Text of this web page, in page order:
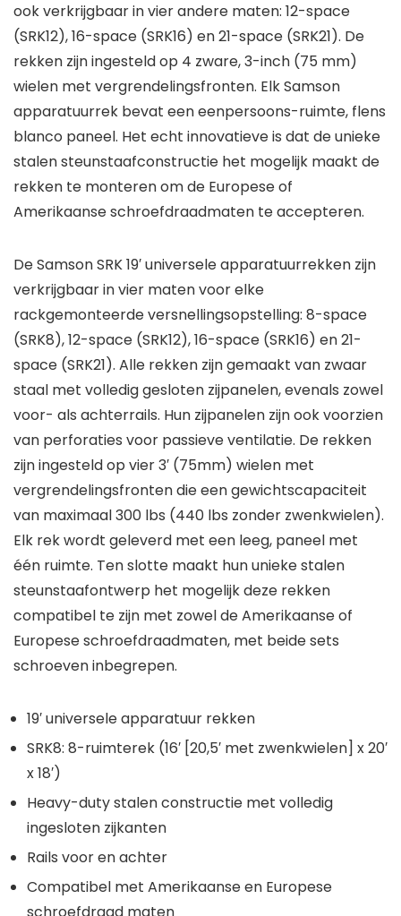
ook verkrijgbaar in vier andere maten: 12-space
(SRK12), 16-space (SRK16) en 21-space (SRK21). De
rekken zijn ingesteld op 4 zware, 3-inch (75 mm)
wielen met vergrendelingsfronten. Elk Samson
apparatuurrek bevat een eenpersoons-ruimte, flens
blanco paneel. Het echt innovatieve is dat de unieke
stalen steunstaafconstructie het mogelijk maakt de
rekken te monteren om de Europese of
Amerikaanse schroefdraadmaten te accepteren.
De Samson SRK 19′ universele apparatuurrekken zijn
verkrijgbaar in vier maten voor elke
rackgemonteerde versnellingsopstelling: 8-space
(SRK8), 12-space (SRK12), 16-space (SRK16) en 21-
space (SRK21). Alle rekken zijn gemaakt van zwaar
staal met volledig gesloten zijpanelen, evenals zowel
voor- als achterrails. Hun zijpanelen zijn ook voorzien
van perforaties voor passieve ventilatie. De rekken
zijn ingesteld op vier 3′ (75mm) wielen met
vergrendelingsfronten die een gewichtscapaciteit
van maximaal 300 lbs (440 lbs zonder zwenkwielen).
Elk rek wordt geleverd met een leeg, paneel met
één ruimte. Ten slotte maakt hun unieke stalen
steunstaafontwerp het mogelijk deze rekken
compatibel te zijn met zowel de Amerikaanse of
Europese schroefdraadmaten, met beide sets
schroeven inbegrepen.
19′ universele apparatuur rekken
SRK8: 8-ruimterek (16′ [20,5′ met zwenkwielen] x 20′
x 18′)
Heavy-duty stalen constructie met volledig
ingesloten zijkanten
Rails voor en achter
Compatibel met Amerikaanse en Europese